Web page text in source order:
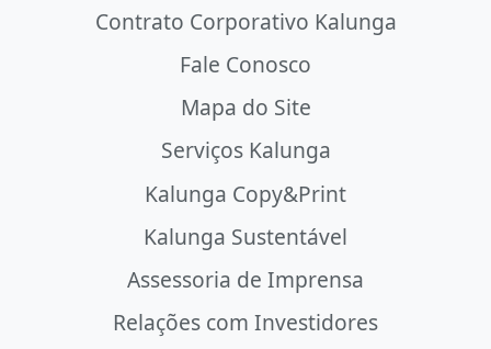
Contrato Corporativo Kalunga
Fale Conosco
Mapa do Site
Serviços Kalunga
Kalunga Copy&Print
Kalunga Sustentável
Assessoria de Imprensa
Relações com Investidores